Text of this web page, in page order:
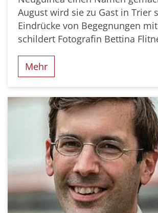
August wird sie zu Gast in Trier
Eindrücke von Begegnungen
schildert Fotografin Bettina
Mehr